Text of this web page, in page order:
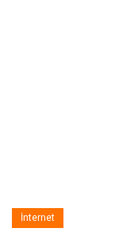
İnternet